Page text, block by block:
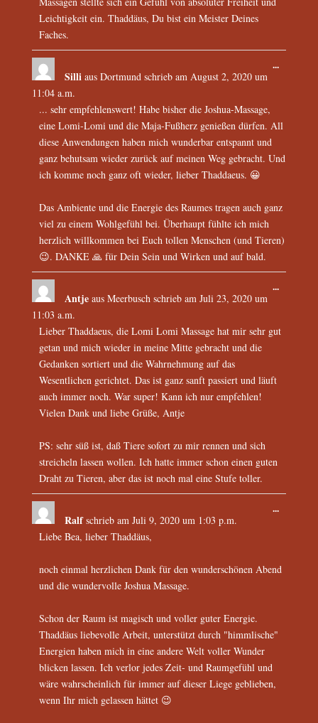
Leichtigkeit ein. Thaddäus, Du bist ein Meister Deines
Faches.
Silli aus Dortmund schrieb amAugust 2, 2020 um
11:04 a.m.
... sehr empfehlenswert! Habe bisher die Joshua-Massage,
eine Lomi-Lomi und die Maja-Fußherz genießen dürfen. All
diese Anwendungen haben mich wunderbar entspannt und
ganz behutsam wieder zurück auf meinen Weg gebracht. Und
ich komme noch ganz oft wieder, lieber Thaddaeus. 😀
Das Ambiente und die Energie des Raumes tragen auch ganz
viel zu einem Wohlgefühl bei. Überhaupt fühlte ich mich
herzlich willkommen bei Euch tollen Menschen (und Tieren)
😉. DANKE 🙏 für Dein Sein und Wirken und auf bald.
...
Antje aus Meerbusch schrieb amJuli 23, 2020 um
11:03 a.m.
Lieber Thaddaeus, die Lomi Lomi Massage hat mir sehr gut
getan und mich wieder in meine Mitte gebracht und die
Gedanken sortiert und die Wahrnehmung auf das
Wesentlichen gerichtet. Das ist ganz sanft passiert und läuft
auch immer noch. War super! Kann ich nur empfehlen!
Vielen Dank und liebe Grüße, Antje
PS: sehr süß ist, daß Tiere sofort zu mir rennen und sich
streicheln lassen wollen. Ich hatte immer schon einen guten
Draht zu Tieren, aber das ist noch mal eine Stufe toller.
...
Ralfschrieb amJuli 9, 2020 um 1:03 p.m.
Liebe Bea, lieber Thaddäus,
noch einmal herzlichen Dank für den wunderschönen Abend
und die wundervolle Joshua Massage.
Schon der Raum ist magisch und voller guter Energie.
Thaddäus liebevolle Arbeit, unterstützt durch "himmlische"
Energien haben mich in eine andere Welt voller Wunder
blicken lassen. Ich verlor jedes Zeit- und Raumgefühl und
wäre wahrscheinlich für immer auf dieser Liege geblieben,
wenn Ihr mich gelassen hättet 😉
...